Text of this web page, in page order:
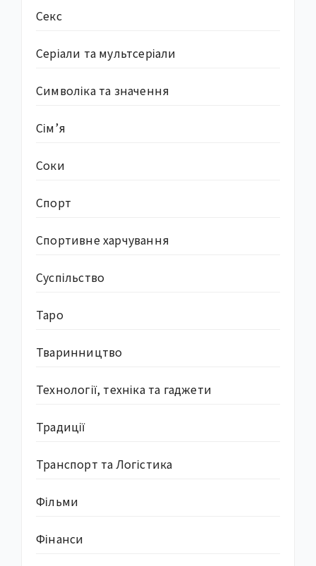
Секс
Серіали та мультсеріали
Символіка та значення
Сім’я
Соки
Спорт
Спортивне харчування
Суcпільство
Таро
Тваринництво
Технології, техніка та гаджети
Традиції
Транспорт та Логістика
Фільми
Фінанси